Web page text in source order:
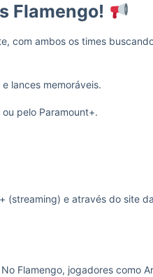
Flamengo!
com ambos os times
lances memoráveis.
ou pelo Paramount+.
(streaming) e através do site
Flamengo, jogadores como